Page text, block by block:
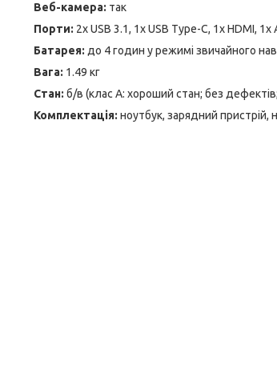
Веб-камера: так
Порти: 2x USB 3.1, 1x USB Type-C, 1x HDMI,
Батарея: до 4 годин у режимі звичайного
Вага: 1.49 кг
Стан: б/в (клас А: хороший стан; без
Комплектація: ноутбук, зарядний пристрій,